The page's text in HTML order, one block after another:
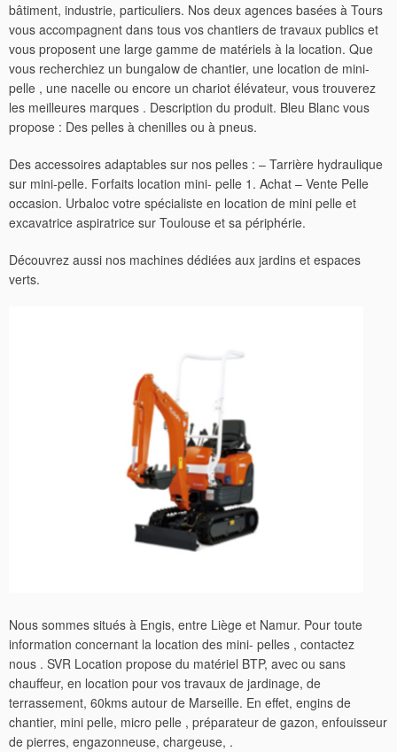
bâtiment, industrie, particuliers. Nos deux agences basées à Tours
vous accompagnent dans tous vos chantiers de travaux publics et
vous proposent une large gamme de matériels à la location. Que
vous recherchiez un bungalow de chantier, une location de mini-
pelle , une nacelle ou encore un chariot élévateur, vous trouverez
les meilleures marques . Description du produit. Bleu Blanc vous
propose : Des pelles à chenilles ou à pneus.
Des accessoires adaptables sur nos pelles : – Tarrière hydraulique
sur mini-pelle. Forfaits location mini- pelle 1. Achat – Vente Pelle
occasion. Urbaloc votre spécialiste en location de mini pelle et
excavatrice aspiratrice sur Toulouse et sa périphérie.
Découvrez aussi nos machines dédiées aux jardins et espaces
verts.
Nous sommes situés à Engis, entre Liège et Namur. Pour toute
information concernant la location des mini- pelles , contactez
nous . SVR Location propose du matériel BTP, avec ou sans
chauffeur, en location pour vos travaux de jardinage, de
terrassement, 60kms autour de Marseille. En effet, engins de
chantier, mini pelle, micro pelle , préparateur de gazon, enfouisseur
de pierres, engazonneuse, chargeuse, .